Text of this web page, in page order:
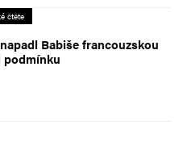
čtěte
Babiše francouzskou
podmínku